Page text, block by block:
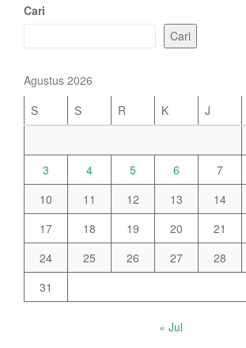
Cari
Cari
Agustus 2026
S
S R K J
3
4 5 6 7
10
11 12 13 14
17
18 19 20 21
24
25 26 27 28
31
« Jul